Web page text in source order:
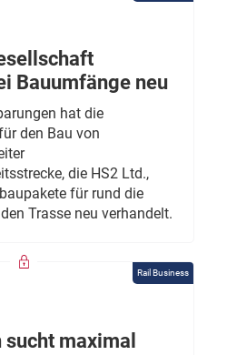
Bauumfänge neu
hat die
den Bau von
die HS2 Ltd.,
für rund die
Trasse neu verhandelt.
Rail Business
maximal